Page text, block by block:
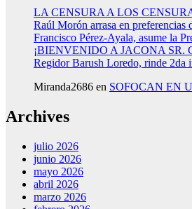
LA CENSURA A LOS
Raúl Morón arrasa en preferencias
Francisco Pérez-Ayala, asume la
¡BIENVENIDO A JACONA
Regidor Barush Loredo, rinde
Miranda2686 en SOFOCAN EN
Archives
julio 2026
junio 2026
mayo 2026
abril 2026
marzo 2026